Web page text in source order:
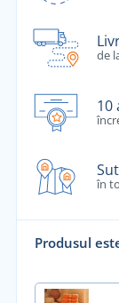
de
10
în
Produsul